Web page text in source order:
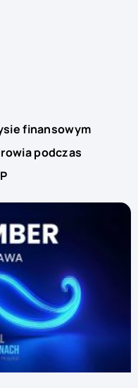
finansowym
podczas